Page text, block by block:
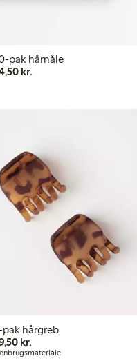
pak hårnåle
kr.24,50 kr.
pak hårgreb
kr.